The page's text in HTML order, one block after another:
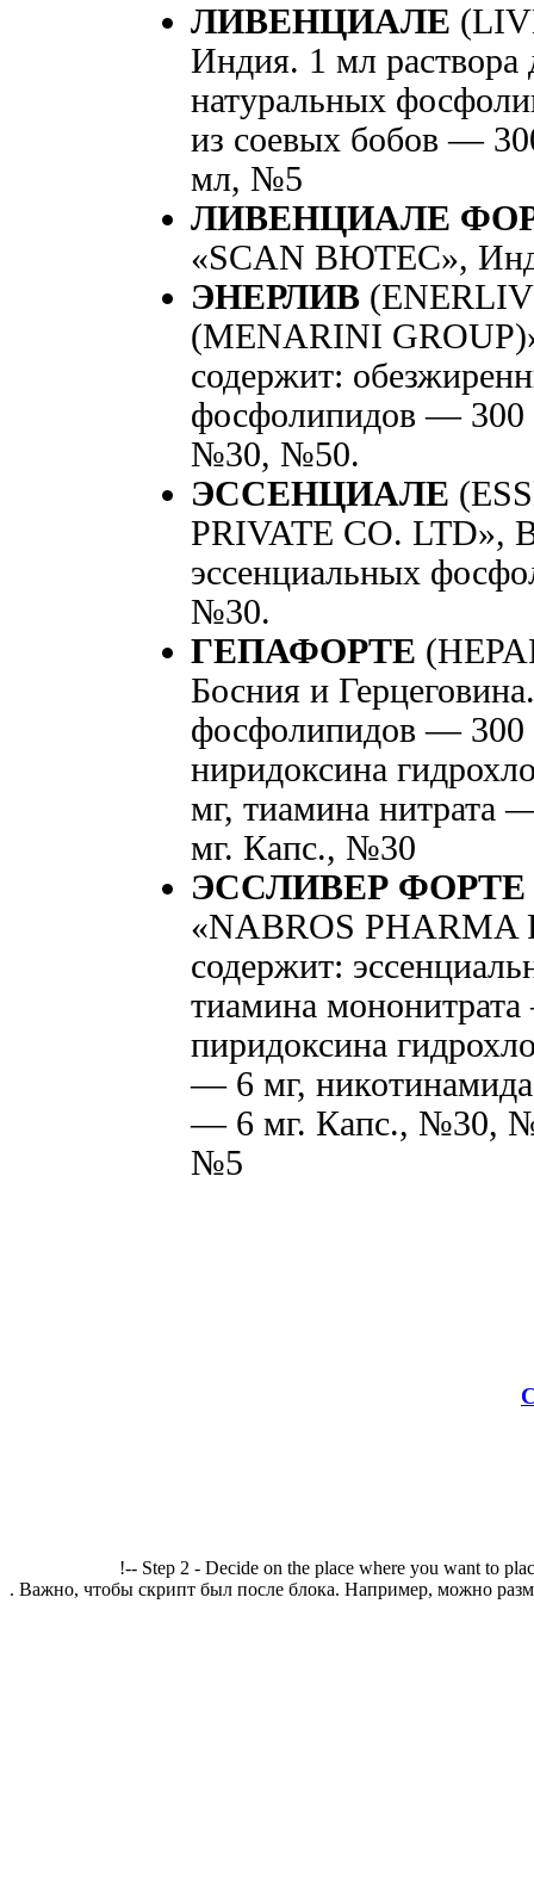
ЛИВЕНЦИАЛЕ
Индия. 1 мл раствора
натуральных
из соевых бобов —
мл, №5
ЛИВЕНЦИАЛЕ
«SCAN ВЮТЕС»,
ЭНЕРЛИВ
(MENARINI
содержит:
фосфолипидов — 300
№30, №50.
ЭССЕНЦИАЛЕ
PRIVATE CO. LTD»,
эссенциальных
№30.
ГЕПАФОРТЕ
Босния и
фосфолипидов — 300
ниридоксина
мг, тиамина нитрата
мг. Капс., №30
ЭССЛИВЕР ФОРТЕ
«NABROS PHARMA
содержит:
тиамина
пиридоксина
— 6 мг,
— 6 мг. Капс., №30,
№5
!-- Step 2 - Decide on the place where you want to
. Важно, чтобы скрипт был после блока. Например, можно